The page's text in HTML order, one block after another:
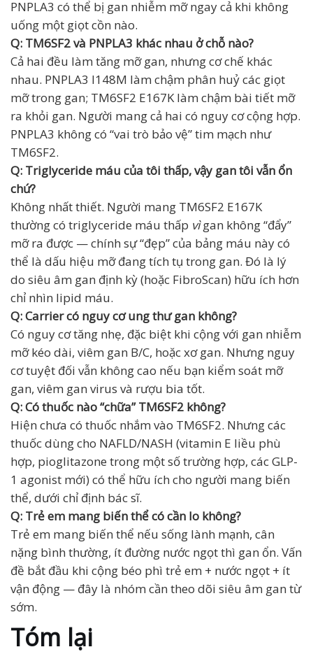
PNPLA3 có thể bị gan nhiễm mỡ ngay cả khi không
uống một giọt cồn nào.
Q: TM6SF2 và PNPLA3 khác nhau ở chỗ nào?
Cả hai đều làm tăng mỡ gan, nhưng cơ chế khác
nhau. PNPLA3 I148M làm chậm phân huỷ các giọt
mỡ trong gan; TM6SF2 E167K làm chậm bài tiết mỡ
ra khỏi gan. Người mang cả hai có nguy cơ cộng hợp.
PNPLA3 không có “vai trò bảo vệ” tim mạch như
TM6SF2.
Q: Triglyceride máu của tôi thấp, vậy gan tôi vẫn ổn
chứ?
Không nhất thiết. Người mang TM6SF2 E167K
thường có triglyceride máu thấp vìgan không “đẩy”
mỡ ra được — chính sự “đẹp” của bảng máu này có
thể là dấu hiệu mỡ đang tích tụ trong gan. Đó là lý
do siêu âm gan định kỳ (hoặc FibroScan) hữu ích hơn
chỉ nhìn lipid máu.
Q: Carrier có nguy cơ ung thư gan không?
Có nguy cơ tăng nhẹ, đặc biệt khi cộng với gan nhiễm
mỡ kéo dài, viêm gan B/C, hoặc xơ gan. Nhưng nguy
cơ tuyệt đối vẫn không cao nếu bạn kiểm soát mỡ
gan, viêm gan virus và rượu bia tốt.
Q: Có thuốc nào “chữa” TM6SF2 không?
Hiện chưa có thuốc nhắm vào TM6SF2. Nhưng các
thuốc dùng cho NAFLD/NASH (vitamin E liều phù
hợp, pioglitazone trong một số trường hợp, các GLP-
1 agonist mới) có thể hữu ích cho người mang biến
thể, dưới chỉ định bác sĩ.
Q: Trẻ em mang biến thể có cần lo không?
Trẻ em mang biến thể nếu sống lành mạnh, cân
nặng bình thường, ít đường nước ngọt thì gan ổn. Vấn
đề bắt đầu khi cộng béo phì trẻ em + nước ngọt + ít
vận động — đây là nhóm cần theo dõi siêu âm gan từ
sớm.
Tóm lại